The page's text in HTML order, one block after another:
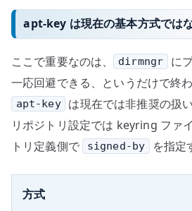
apt-key は現在の基本方式では
ここで重要なのは、 dirmngr
に
一応回避できる、というだけで終
apt-key
は現在では非推奨の扱
リポジトリ設定では keyring ファ
トリ定義側で
signed-by を指定
方式